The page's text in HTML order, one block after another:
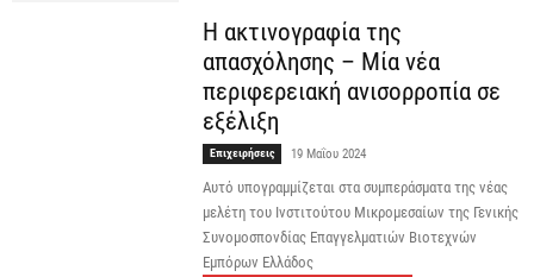
Η ακτινογραφία της
απασχόλησης – Μία νέα
περιφερειακή ανισορροπία σε
εξέλιξη
Επιχειρήσεις 19 Μαΐου 2024
Αυτό υπογραμμίζεται στα συμπεράσματα της νέας
μελέτη του Ινστιτούτου Μικρομεσαίων της Γενικής
Συνομοσπονδίας Επαγγελματιών Βιοτεχνών
Εμπόρων Ελλάδος